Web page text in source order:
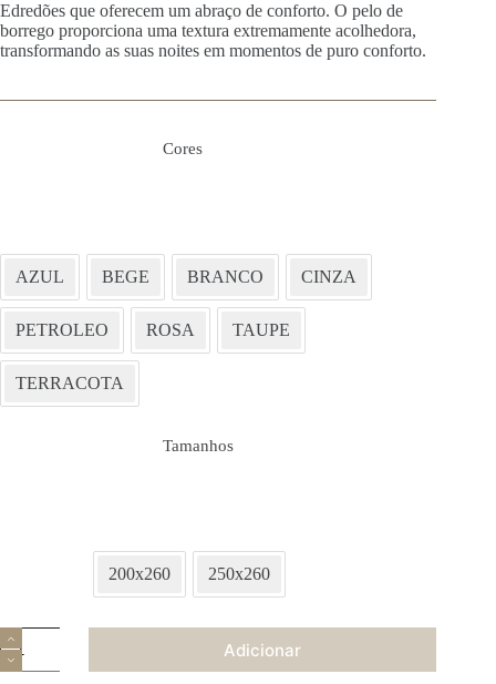
Edredões que oferecem um abraço de conforto. O pelo de
borrego proporciona uma textura extremamente acolhedora,
transformando as suas noites em momentos de puro conforto.
Cores
AZUL BEGE BRANCO CINZA
PETROLEO ROSA TAUPE
TERRACOTA
Tamanhos
200x260 250x260
Quantidade
de
Edredão
Adicionar